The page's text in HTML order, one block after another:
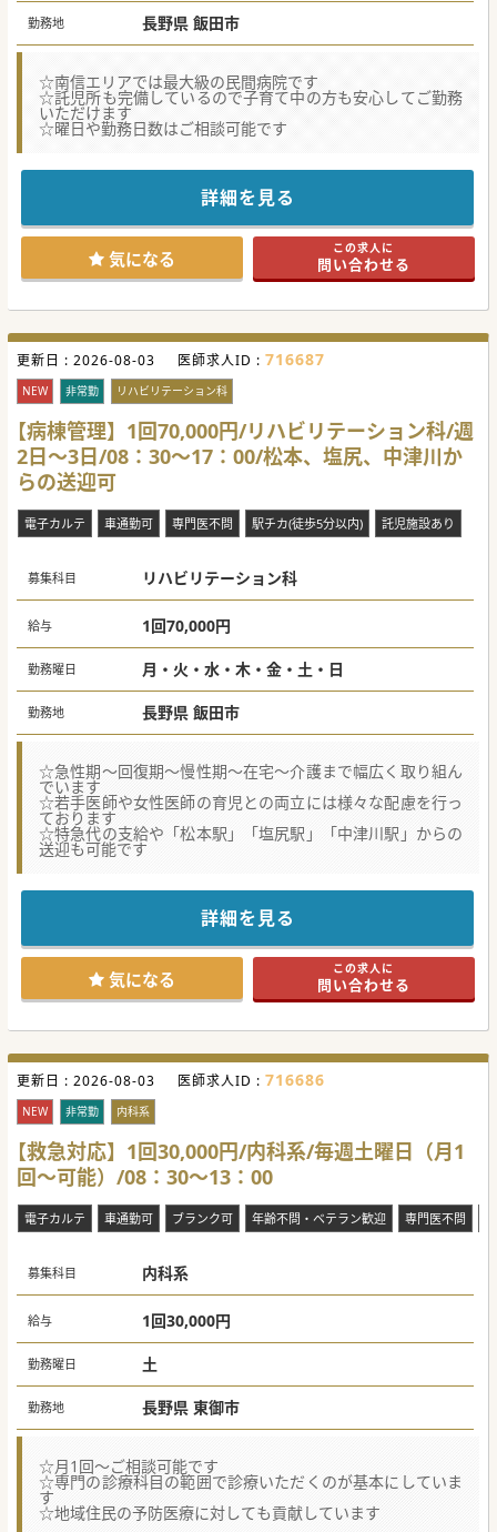
勤務地 長野県 飯田市
☆南信エリアでは最大級の民間病院です
☆託児所も完備しているので子育て中の方も安心してご勤務
いただけます
☆曜日や勤務日数はご相談可能です
詳細を見る
気になる この求人に
問い合わせる
更新日 : 2026-08-03 医師求人ID : 716687
NEW 非常勤 リハビリテーション科
【病棟管理】1回70,000円/リハビリテーション科/週
2日～3日/08：30～17：00/松本、塩尻、中津川か
らの送迎可
電子カルテ 車通勤可 専門医不問 駅チカ(徒歩5分以内) 託児施設あり
募集科目 リハビリテーション科
給与 1回70,000円
勤務曜日 月・火・水・木・金・土・日
勤務地 長野県 飯田市
☆急性期〜回復期〜慢性期〜在宅〜介護まで幅広く取り組ん
でいます
☆若手医師や女性医師の育児との両立には様々な配慮を行っ
ております
☆特急代の支給や「松本駅」「塩尻駅」「中津川駅」からの
送迎も可能です
詳細を見る
気になる この求人に
問い合わせる
更新日 : 2026-08-03 医師求人ID : 716686
NEW 非常勤 内科系
【救急対応】1回30,000円/内科系/毎週土曜日（月1
回～可能）/08：30～13：00
電子カルテ 車通勤可 ブランク可 年齢不問・ベテラン歓迎 専門医不問
募集科目 内科系
給与 1回30,000円
勤務曜日 土
勤務地 長野県 東御市
☆月1回～ご相談可能です
☆専門の診療科目の範囲で診療いただくのが基本にしていま
す
☆地域住民の予防医療に対しても貢献しています